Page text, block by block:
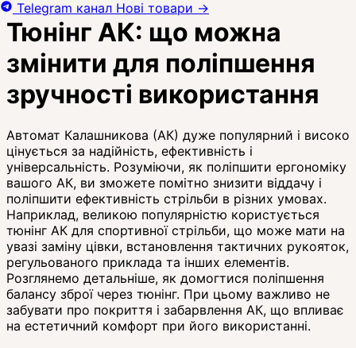
Тюнінг АК: що можна
змінити для поліпшення
зручності використання
Автомат Калашникова (АК) дуже популярний і високо
цінується за надійність, ефективність і
універсальність. Розуміючи, як поліпшити ергономіку
вашого АК, ви зможете помітно знизити віддачу і
поліпшити ефективність стрільби в різних умовах.
Наприклад, великою популярністю користується
тюнінг АК для спортивної стрільби, що може мати на
увазі заміну цівки, встановлення тактичних рукояток,
регульованого приклада та інших елементів.
Розглянемо детальніше, як домогтися поліпшення
балансу зброї через тюнінг. При цьому важливо не
забувати про покриття і забарвлення АК, що впливає
на естетичний комфорт при його використанні.
Telegram канал Нові товари →